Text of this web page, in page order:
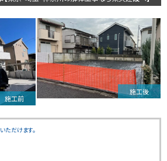
施工前
施工後
ただけます。